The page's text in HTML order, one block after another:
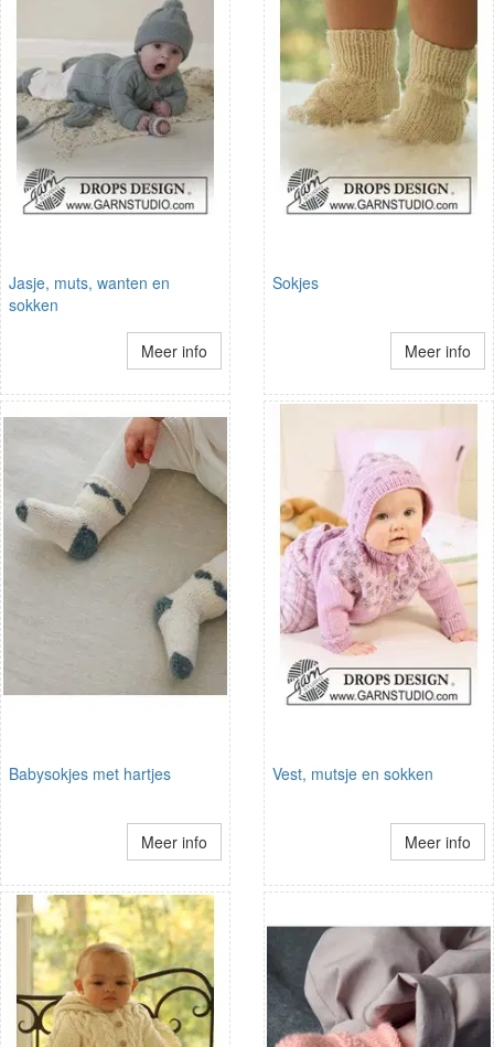
Jasje, muts, wanten en
sokken
Meer info
Sokjes
Meer info
Babysokjes met hartjes
Meer info
Vest, mutsje en sokken
Meer info